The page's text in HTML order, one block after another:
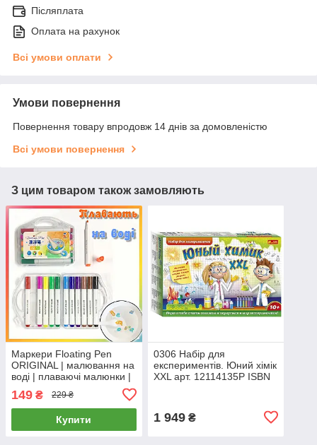
Післяплата
Оплата на рахунок
Всі умови оплати
Умови повернення
Повернення товару впродовж 14 днів за домовленістю
Всі умови повернення
З цим товаром також замовляють
Маркери Floating Pen
ORIGINAL | малювання на
воді | плаваючі малюнки |
149 ₴ 229 ₴
Купити
0306 Набір для
експериментів. Юний хімік
XXL арт. 12114135Р ISBN
1 949₴